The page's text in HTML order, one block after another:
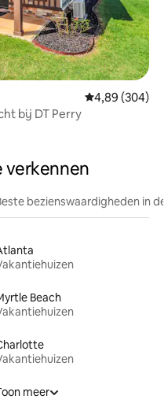
Gemiddelde
4,89 (304)
bij DT Perry
verkennen
bezienswaardigheden in
Beach
meer